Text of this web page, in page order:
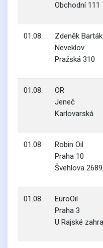
Obchodní 111
01.08.
Zdeněk Barták
Neveklov
Pražská 310
01.08.
OR
Jeneč
Karlovarská
01.08.
Robin Oil
Praha 10
Švehlova
01.08.
EuroOil
Praha 3
U Rajské